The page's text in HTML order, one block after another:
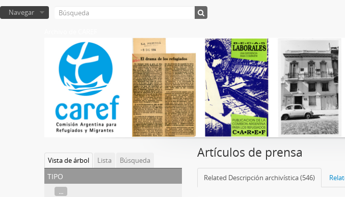
Navegar
Vista de árbol Lista Búsqueda
tipo
...
Artículos de prensa
Related Descripción archivística (546)